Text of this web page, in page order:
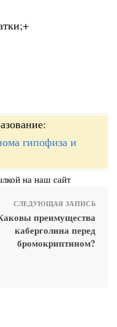
гипофиза и
на наш сайт
СЛЕДУЮЩАЯ ЗАПИСЬ
преимущества
каберголина перед
бромокриптином?